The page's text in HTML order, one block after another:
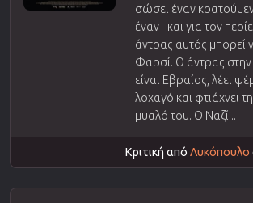
σώσει έναν
έναν - και για τον
άντρας αυτός μπορεί
Φαρσί. Ο άντρας στην
είναι Εβραίος, λέει
λοχαγό και φτιάχνει
μυαλό του. Ο Ναζί...
Κριτική από Λυκόπουλο